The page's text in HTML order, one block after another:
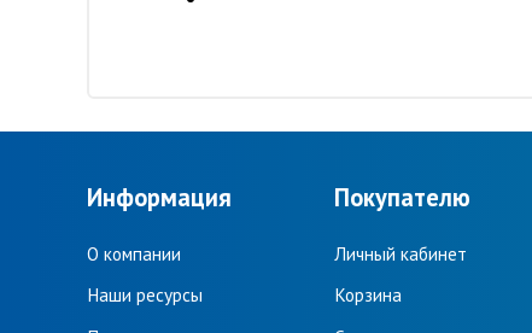
Информация
О компании
Наши ресурсы
Покупателю
Личный кабинет
Корзина